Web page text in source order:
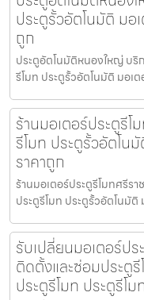
ประตูรั้วอัตโนมัติ มอ
ถูก
ประตูอัตโนมัติหนองใหญ่ บริ
รีโมท ประตูรั้วอัตโนมัติ มอเ
ร้านมอเตอร์ประตูรี
รีโมท ประตูรั้วอัตโน
ราคาถูก
ร้านมอเตอร์ประตูรีโมทศรีร
ประตูรีโมท ประตูรั้วอัตโนมัติ
รับเปลี่ยนมอเตอร์ป
ติดตั้งและซ่อมประตู
ประตูรีโมท ประตูรีโ